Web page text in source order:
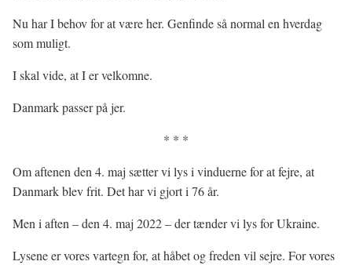
Nu har I behov for at være her. Genfinde så normal en hverdag
som muligt.
I skal vide, at I er velkomne.
Danmark passer på jer.
* * *
Om aftenen den 4. maj sætter vi lys i vinduerne for at fejre, at
Danmark blev frit. Det har vi gjort i 76 år.
Men i aften – den 4. maj 2022 – der tænder vi lys for Ukraine.
Lysene er vores vartegn for, at håbet og freden vil sejre. For vores